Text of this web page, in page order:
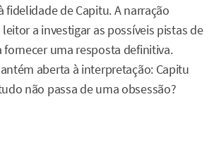
fidelidade de Capitu. A narração
a investigar as possíveis pistas de
fornecer uma resposta definitiva.
aberta à interpretação: Capitu
não passa de uma obsessão?